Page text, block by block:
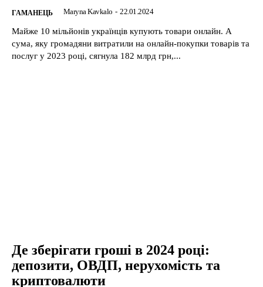
ГАМАНЕЦЬ Maryna Kavkalo - 22.01.2024
Майже 10 мільйонів українців купують товари онлайн. А
сума, яку громадяни витратили на онлайн-покупки товарів та
послуг у 2023 році, сягнула 182 млрд грн,...
Де зберігати гроші в 2024 році:
депозити, ОВДП, нерухомість та
криптовалюти